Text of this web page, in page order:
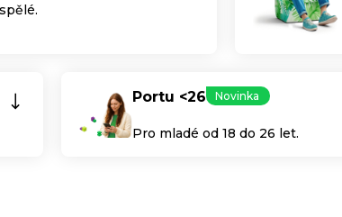
Portu <26 Novinka
Pro mladé od 18 do 26 let.